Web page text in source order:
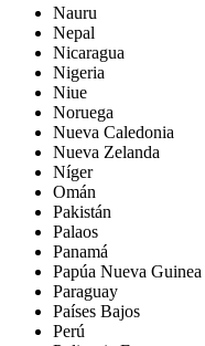
Nauru
Nepal
Nicaragua
Nigeria
Niue
Noruega
Nueva Caledonia
Nueva Zelanda
Níger
Omán
Pakistán
Palaos
Panamá
Papúa Nueva Guinea
Paraguay
Países Bajos
Perú